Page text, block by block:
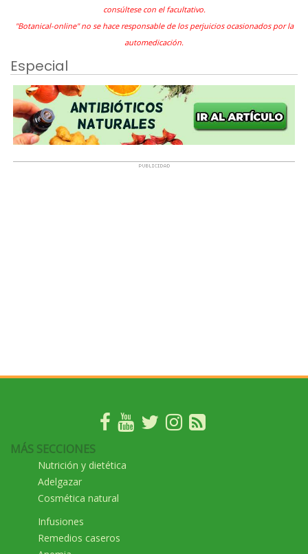
consúltese con el facultativo.
"Botanical-online" no se hace responsable de los perjuicios ocasionados por la
automedicación.
Especial
MÁS SECCIONES
Nutrición y dietética
Adelgazar
Cosmética natural
Infusiones
Remedios caseros